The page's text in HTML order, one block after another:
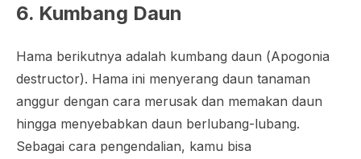
6. Kumbang Daun
Hama berikutnya adalah kumbang daun (Apogonia
destructor). Hama ini menyerang daun tanaman
anggur dengan cara merusak dan memakan daun
hingga menyebabkan daun berlubang-lubang.
Sebagai cara pengendalian, kamu bisa